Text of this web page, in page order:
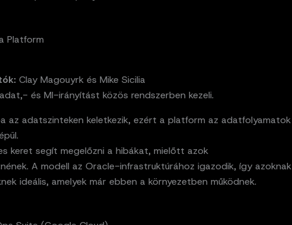
Platform
Clay Magouyrk és Mike Sicilia
és MI-irányítást közös rendszerben kezeli.
az adatszinteken keletkezik, ezért a platform az adatfolyamatok
keret segít megelőzni a hibákat, mielőtt azok
A modell az Oracle-infrastruktúrához igazodik, így azoknak
ideális, amelyek már ebben a környezetben működnek.